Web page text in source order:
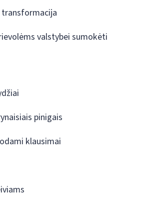
valstybei sumokėti
pinigais
klausimai